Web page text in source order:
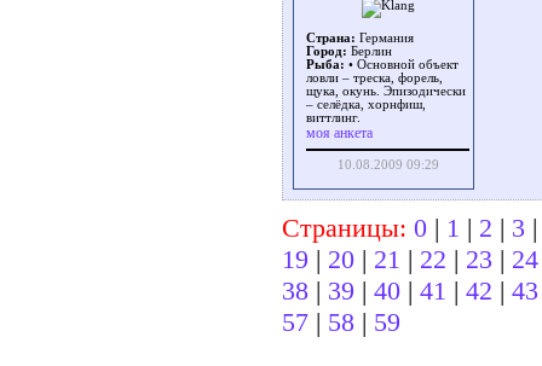
Страна: Германия
Город: Берлин
Рыба: • Основной объект
ловли – треска, форель,
щука, окунь. Эпизодически
– селёдка, хорнфиш,
виттлинг.
моя анкета
10.08.2009 09:29
Страницы: 0 | 1 | 2 | 3
19 | 20 | 21 | 22 | 23 | 24
38 | 39 | 40 | 41 | 42 | 43
57 | 58 | 59